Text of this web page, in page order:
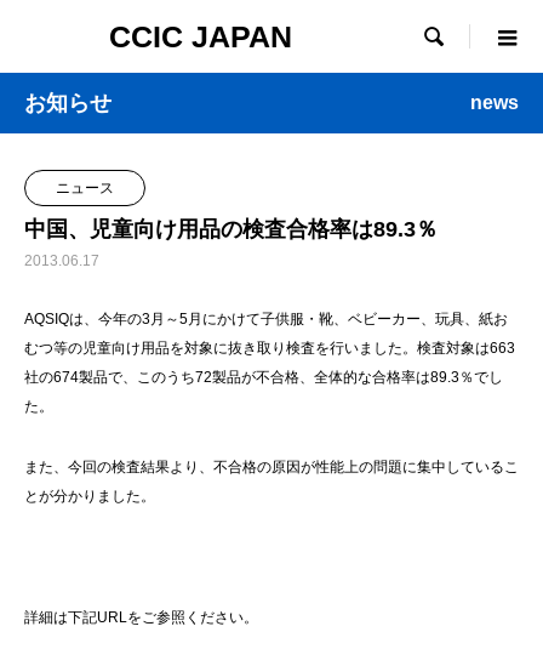
CCIC JAPAN 
お知らせ news
ニュース
中国、児童向け用品の検査合格率は89.3％
2013.06.17
AQSIQは、今年の3月～5月にかけて子供服・靴、ベビーカー、玩具、紙お
むつ等の児童向け用品を対象に抜き取り検査を行いました。検査対象は663
社の674製品で、このうち72製品が不合格、全体的な合格率は89.3％でし
た。
また、今回の検査結果より、不合格の原因が性能上の問題に集中しているこ
とが分かりました。
詳細は下記URLをご参照ください。